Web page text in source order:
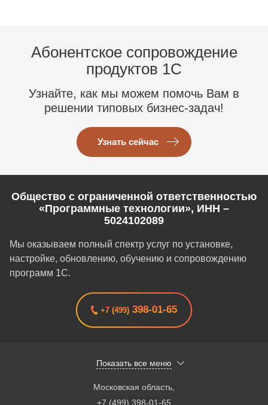
Абонентское сопровождение
продуктов 1C
Узнайте, как мы можем помочь Вам в
решении типовых бизнес-задач!
Узнать сейчас
Общество с ограниченной ответственностью
«Программные технологии», ИНН –
5024102089
Мы оказываем полный спектр услуг по установке,
настройке, обновлению, обучению и сопровождению
программ 1С.
+7 (499) 398-01-65
Показать все меню
Московская область
+7 (499) 398-01-65